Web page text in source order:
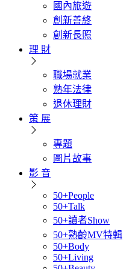
國內旅遊
創新善終
創新長照
理 財
職場就業
熟年法律
退休理財
策 展
專題
圖片故事
影 音
50+People
50+Talk
50+讀者Show
50+熟齡MV特輯
50+Body
50+Living